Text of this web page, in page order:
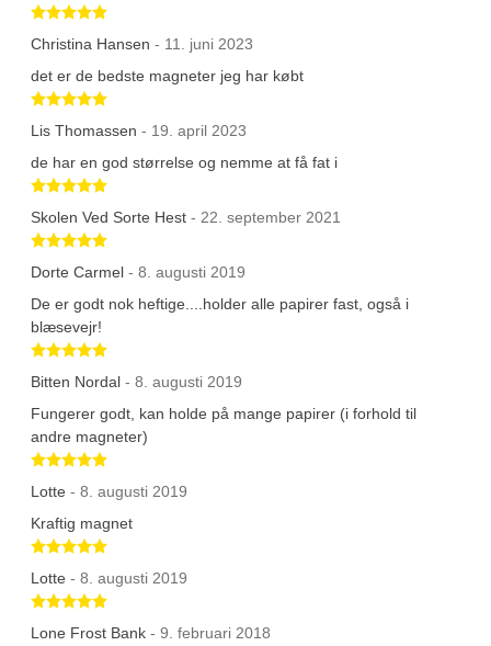
Betygsatt 5 av 5 stjärnor
Christina Hansen - 11. juni 2023
det er de bedste magneter jeg har købt
Betygsatt 5 av 5 stjärnor
Lis Thomassen - 19. april 2023
de har en god størrelse og nemme at få fat i
Betygsatt 5 av 5 stjärnor
Skolen Ved Sorte Hest - 22. september 2021
Betygsatt 5 av 5 stjärnor
Dorte Carmel - 8. augusti 2019
De er godt nok heftige....holder alle papirer fast, også i
blæsevejr!
Betygsatt 5 av 5 stjärnor
Bitten Nordal - 8. augusti 2019
Fungerer godt, kan holde på mange papirer (i forhold til
andre magneter)
Betygsatt 5 av 5 stjärnor
Lotte - 8. augusti 2019
Kraftig magnet
Betygsatt 5 av 5 stjärnor
Lotte - 8. augusti 2019
Betygsatt 5 av 5 stjärnor
Lone Frost Bank - 9. februari 2018